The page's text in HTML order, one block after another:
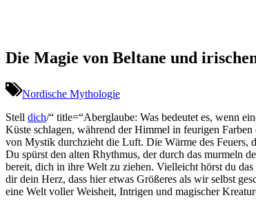
Die Magie von Beltane und
Nordische Mythologie
Stell ⁣ dich/“ title=“Aberglaube: Was bedeutet es, wenn
Küste schlagen, während der Himmel ⁣in feurigen
von Mystik durchzieht die Luft. Die Wärme ‌des Feuers,
Du⁣ spürst den alten Rhythmus, der durch das murmeln
bereit, dich in ihre Welt‌ zu ziehen. Vielleicht hörst du
dir⁤ dein Herz, dass⁣ hier etwas Größeres ⁣als wir selbst⁢
eine Welt ​voller‌ Weisheit, Intrigen und magischer